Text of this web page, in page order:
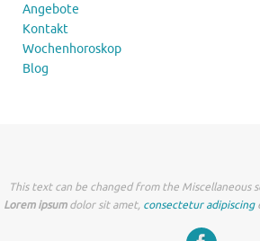
Angebote
Kontakt
Wochenhoroskop
Blog
This text can be changed from the Miscellaneous
Lorem ipsumdolor sit amet, consectetur adipiscing